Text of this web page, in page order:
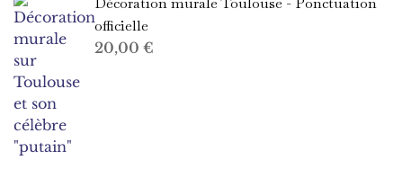
officielle
20,00 €